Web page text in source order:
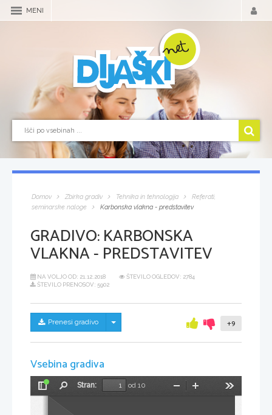
MENI
Domov Zbirka gradiv Tehnika in tehnologija
Referati,
seminarske naloge
Karbonska vlakna - predstavitev
GRADIVO:KARBONSKA
VLAKNA - PREDSTAVITEV
NA VOLJO OD: 21.12.2018
ŠTEVILO OGLEDOV: 2784
ŠTEVILO PRENOSOV: 5902
Prenesi gradivo Skrij/prikaži meni +9
Vsebina gradiva
Preklopi
stransko
vrstico
Stran:
od 10
Pomanjšaj